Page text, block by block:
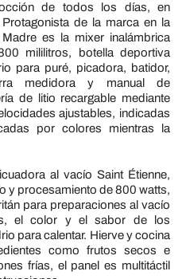
de todos los días, en
de la marca en la
es la mixer inalámbrica
mililitros, botella deportiva
para puré, picadora, batidor,
medidora y manual de
de litio recargable mediante
ajustables, indicadas
por colores mientras la
al vacío Saint Étienne,
y procesamiento de 800 watts,
para preparaciones al vacío
el color y el sabor de los
para calentar. Hierve y cocina
como frutos secos e
frías, el panel es multitáctil